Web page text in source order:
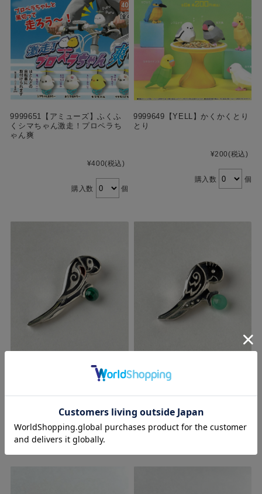
9999651【アミューズ】ふくふ
くシマちゃん激走！プロペラち
ゃん爽
¥400(税込)
購入数 個
9999649【YELL】かくかくとり
とり
¥200(税込)
購入数 個
ントTOP/コミドリコンゴウ・マ
¥24,200(税込)
購入数
ントTOP/サザナミインコ・クリ
ソプレーズ
¥24,200